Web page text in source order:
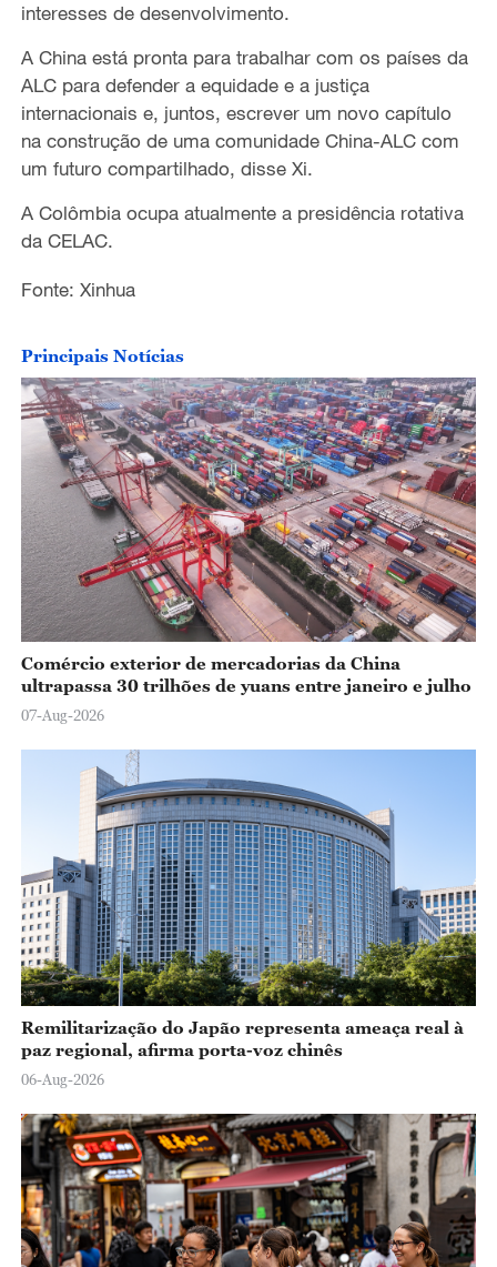
interesses de desenvolvimento.
A China está pronta para trabalhar com os países da
ALC para defender a equidade e a justiça
internacionais e, juntos, escrever um novo capítulo
na construção de uma comunidade China-ALC com
um futuro compartilhado, disse Xi.
A Colômbia ocupa atualmente a presidência rotativa
da CELAC.
Fonte: Xinhua
Principais Notícias
Comércio exterior de mercadorias da China
ultrapassa 30 trilhões de yuans entre janeiro e julho
07-Aug-2026
Remilitarização do Japão representa ameaça real à
paz regional, afirma porta-voz chinês
06-Aug-2026